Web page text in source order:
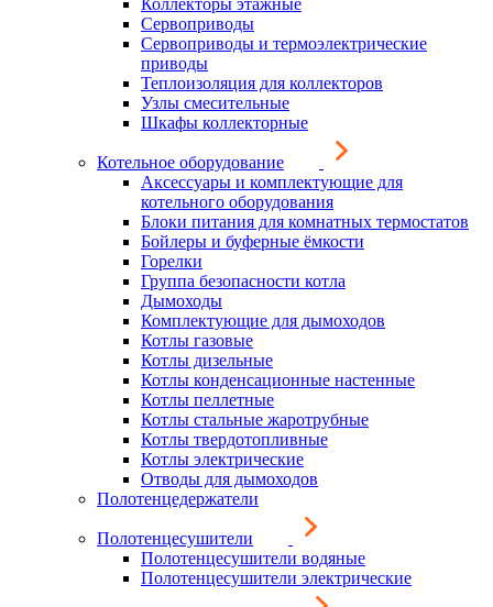
Коллекторы этажные
Сервоприводы
Сервоприводы и термоэлектрические
приводы
Теплоизоляция для коллекторов
Узлы смесительные
Шкафы коллекторные
Котельное оборудование
Аксессуары и комплектующие для
котельного оборудования
Блоки питания для комнатных термостатов
Бойлеры и буферные ёмкости
Горелки
Группа безопасности котла
Дымоходы
Комплектующие для дымоходов
Котлы газовые
Котлы дизельные
Котлы конденсационные настенные
Котлы пеллетные
Котлы стальные жаротрубные
Котлы твердотопливные
Котлы электрические
Отводы для дымоходов
Полотенцедержатели
Полотенцесушители
Полотенцесушители водяные
Полотенцесушители электрические